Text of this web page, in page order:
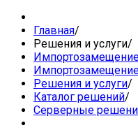
Главная/
Решения и услуги/
Решения и услуги/
Каталог решений/
Серверные